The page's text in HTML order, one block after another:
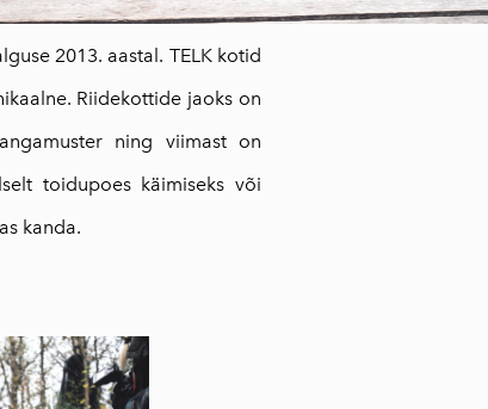
2013. aastal. TELK kotid
Riidekottide jaoks on
ning viimast on
toidupoes käimiseks või
kanda.